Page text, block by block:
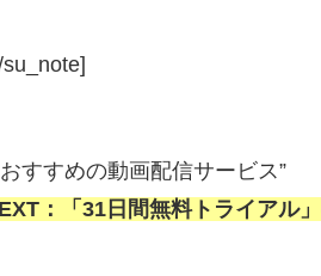
すすめの動画配信サービス”
：「31日間無料トライアル